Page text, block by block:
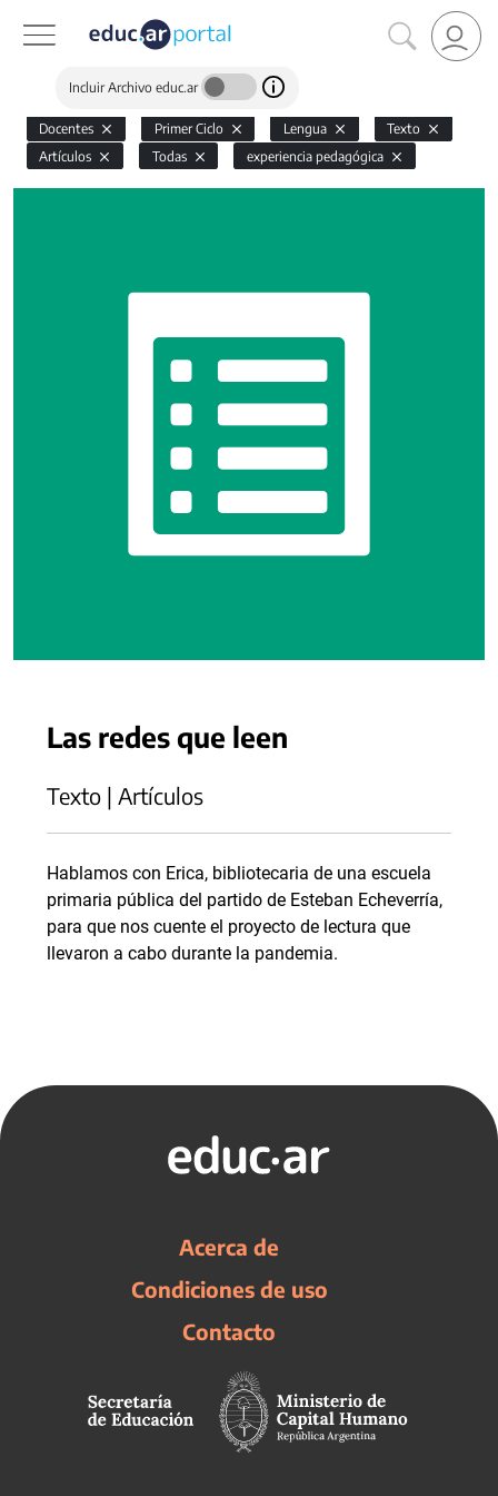
Incluir Archivo educ.ar
Docentes Primer Ciclo Lengua
Texto
Artículos
Todas experiencia pedagógica
Las redes que leen
Texto | Artículos
Hablamos con Erica, bibliotecaria de una escuela
primaria pública del partido de Esteban Echeverría,
para que nos cuente el proyecto de lectura que
llevaron a cabo durante la pandemia.
Acerca de
Condiciones de uso
Contacto